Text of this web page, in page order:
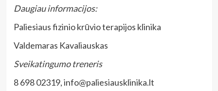
Daugiau informacijos:
Paliesiaus fizinio krūvio terapijos klinika
Valdemaras Kavaliauskas
Sveikatingumo treneris
8 698 02319,info@paliesiausklinika.lt